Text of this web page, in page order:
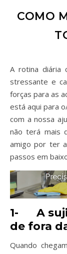
COMO
A rotina diária casa-trabalho, trabalho-casa, é por si só
stressante e
forças para as
está aqui para
com a nossa
não terá mais
amigo por ter
passos em
1- A
de fora
Quando